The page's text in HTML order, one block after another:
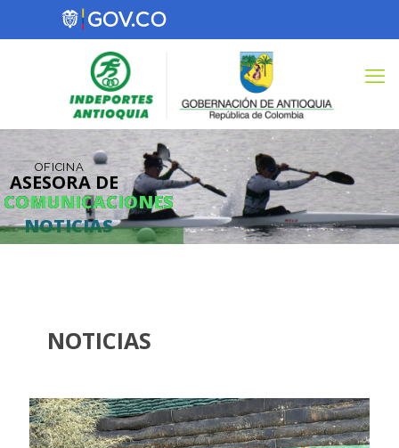
OFICINA
COMUNICACIONES
NOTICIAS
ASESORA DE
COMUNICACIONES
NOTICIAS